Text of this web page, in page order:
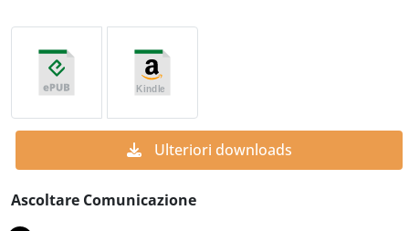
Ulteriori downloads
Ascoltare Comunicazione